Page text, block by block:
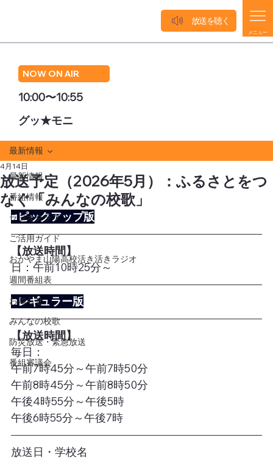
NOW ON AIR
10:00〜10:55
グッ★モニ
メニュー
放送を聴く
最新情報
番組情報
ラジオクラブ
ご活用ガイド
おかやま山陽高校活き活きラジオ
週間番組表
お知らせ
みんなの校歌
防災放送・緊急放送
番組審議会
最新情報
放送予定（2026年5月）：ふるさとをつ
なぐ「みんなの校歌」
4月14日
■ピックアップ版
【放送時間】
日：午前10時25分～
■レギュラー版
【放送時間】
毎日：
午前7時45分～午前7時50分
午前8時45分～午前8時50分
午後4時55分～午後5時
午後6時55分～午後7時
放送日・学校名